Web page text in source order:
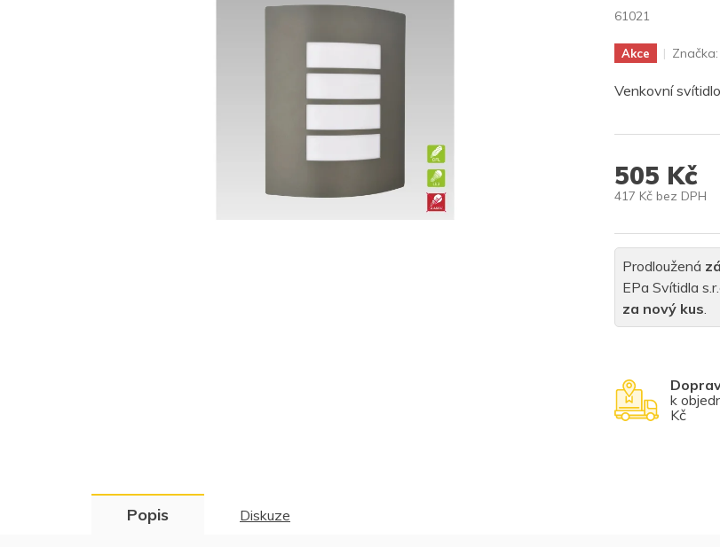
Venkovní
k
Kč
Prodloužená
EPa Svítidla
za nový kus.
505 Kč
417 Kč bez DPH
61021
Akce Značka:
Popis Diskuze